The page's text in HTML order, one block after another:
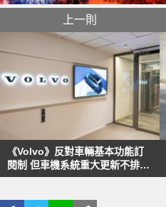
上一則
《Volvo》反對車輛基本功能訂
閱制 但車機系統重大更新不排除
收錢